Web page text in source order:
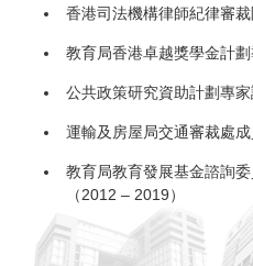
香港司法機構律師紀律審
教育局香港卓越獎學金計劃
公共政策研究資助計劃專家
運輸及房屋局交通審裁處成
教育局教育發展基金諮詢
（2012 – 2019）